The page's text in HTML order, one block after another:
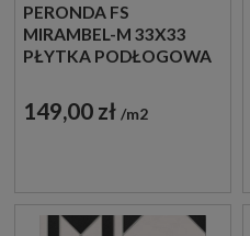
PERONDA FS
MIRAMBEL-M 33X33
PŁYTKA PODŁOGOWA
149,00 zł m2